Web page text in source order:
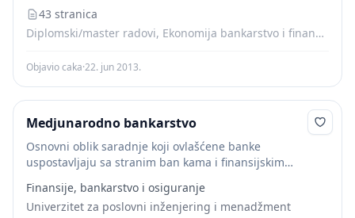
43 stranica
Diplomski/master radovi, Ekonomija bankarstvo i finansije, Skripte
Objavio caka·22. jun 2013.
Medjunarodno bankarstvo
Osnovni oblik saradnje koji ovlašćene banke
uspostavljaju sa stranim ban­ kama i finansijskim
i kontokorentnih odnosa sa bankama u inostranstvu.
Svrha ovih oblika međubankarske...
Finansije, bankarstvo i osiguranje
Univerzitet za poslovni inženjering i menadžment